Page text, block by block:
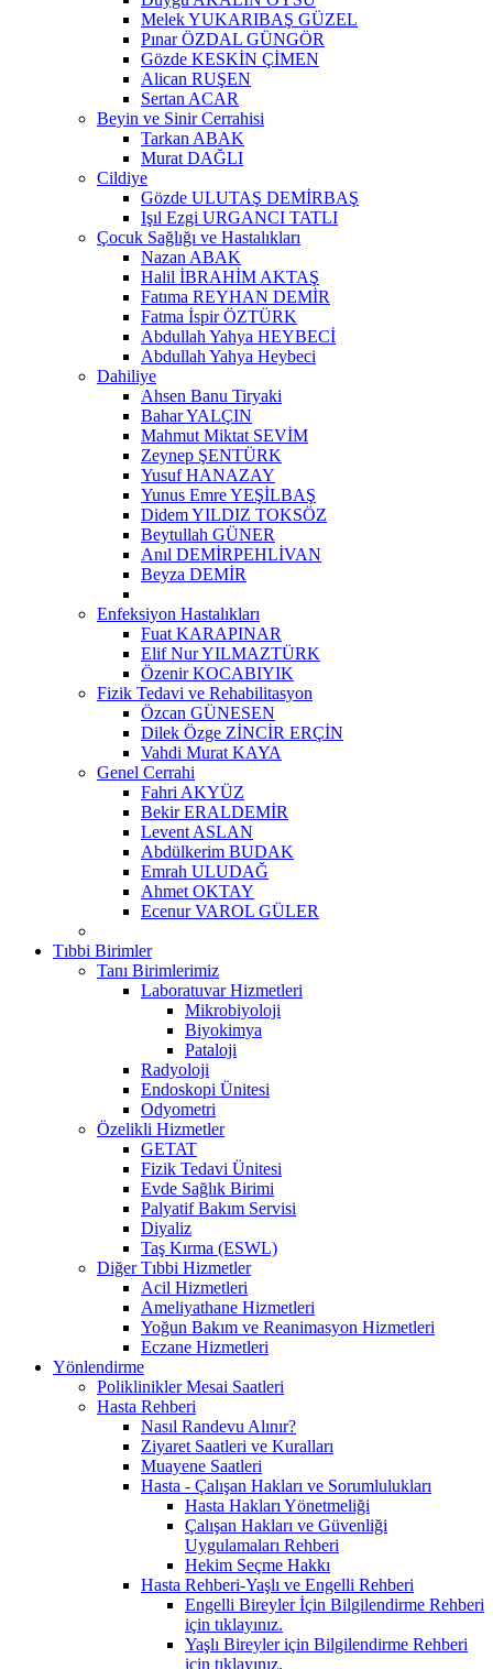
Melek YUKARIBAŞ GÜZEL
Pınar ÖZDAL GÜNGÖR
Gözde KESKİN ÇİMEN
Alican RUŞEN
Sertan ACAR
Beyin ve Sinir Cerrahisi
Tarkan ABAK
Murat DAĞLI
Cildiye
Gözde ULUTAŞ DEMİRBAŞ
Işıl Ezgi URGANCI TATLI
Çocuk Sağlığı ve Hastalıkları
Nazan ABAK
Halil İBRAHİM AKTAŞ
Fatıma REYHAN DEMİR
Fatma İspir ÖZTÜRK
Abdullah Yahya HEYBECİ
Abdullah Yahya Heybeci
Dahiliye
Ahsen Banu Tiryaki
Bahar YALÇIN
Mahmut Miktat SEVİM
Zeynep ŞENTÜRK
Yusuf HANAZAY
Yunus Emre YEŞİLBAŞ
Didem YILDIZ TOKSÖZ
Beytullah GÜNER
Anıl DEMİRPEHLİVAN
Beyza DEMİR
Enfeksiyon Hastalıkları
Fuat KARAPINAR
Elif Nur YILMAZTÜRK
Özenir KOCABIYIK
Fizik Tedavi ve Rehabilitasyon
Özcan GÜNESEN
Dilek Özge ZİNCİR ERÇİN
Vahdi Murat KAYA
Genel Cerrahi
Fahri AKYÜZ
Bekir ERALDEMİR
Levent ASLAN
Abdülkerim BUDAK
Emrah ULUDAĞ
Ahmet OKTAY
Ecenur VAROL GÜLER
Tıbbi Birimler
Tanı Birimlerimiz
Laboratuvar Hizmetleri
Mikrobiyoloji
Biyokimya
Pataloji
Radyoloji
Endoskopi Ünitesi
Odyometri
Özelikli Hizmetler
GETAT
Fizik Tedavi Ünitesi
Evde Sağlık Birimi
Palyatif Bakım Servisi
Diyaliz
Taş Kırma (ESWL)
Diğer Tıbbi Hizmetler
Acil Hizmetleri
Ameliyathane Hizmetleri
Yoğun Bakım ve Reanimasyon Hizmetleri
Eczane Hizmetleri
Yönlendirme
Poliklinikler Mesai Saatleri
Hasta Rehberi
Nasıl Randevu Alınır?
Ziyaret Saatleri ve Kuralları
Muayene Saatleri
Hasta - Çalışan Hakları ve Sorumlulukları
Hasta Hakları Yönetmeliği
Çalışan Hakları ve Güvenliği
Uygulamaları Rehberi
Hekim Seçme Hakkı
Hasta Rehberi-Yaşlı ve Engelli Rehberi
Engelli Bireyler İçin Bilgilendirme Rehberi
için tıklayınız.
Yaşlı Bireyler için Bilgilendirme Rehberi
için tıklayınız.